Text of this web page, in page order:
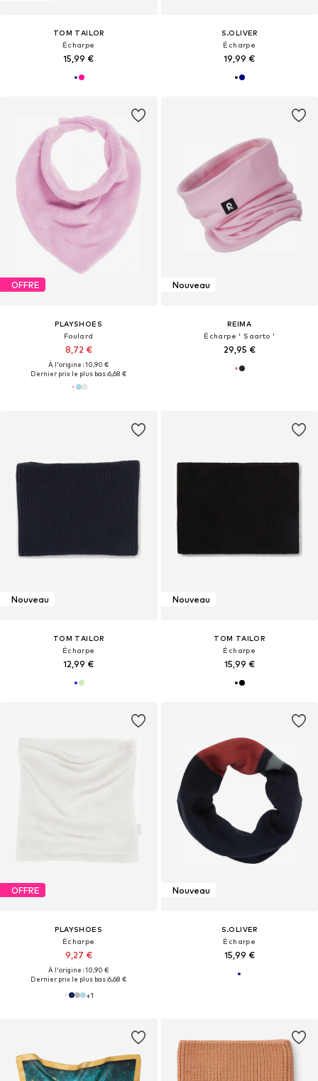
TOM TAILOR
Écharpe
15,99 €
S.OLIVER
Écharpe
19,99 €
OFFRE
PLAYSHOES
Foulard
8,72 €
À l'origine : 10,90 €
Dernier prix le plus bas :6,68 €
Nouveau
REIMA
Écharpe ' Saarto '
29,95 €
Nouveau
TOM TAILOR
Écharpe
12,99 €
Nouveau
TOM TAILOR
Écharpe
15,99 €
OFFRE
PLAYSHOES
Écharpe
9,27 €
À l'origine : 10,90 €
Dernier prix le plus bas :6,68 €
+1
Nouveau
S.OLIVER
Écharpe
15,99 €